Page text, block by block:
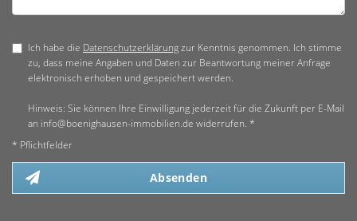
Ich habe die Datenschutzerklärungzur Kenntnis genommen. Ich stimme
zu, dass meine Angaben und Daten zur Beantwortung meiner Anfrage
elektronisch erhoben und gespeichert werden.
Hinweis: Sie können Ihre Einwilligung jederzeit für die Zukunft per E-Mail
an info@boenighausen-immobilien.de widerrufen. *
* Pflichtfelder
Absenden